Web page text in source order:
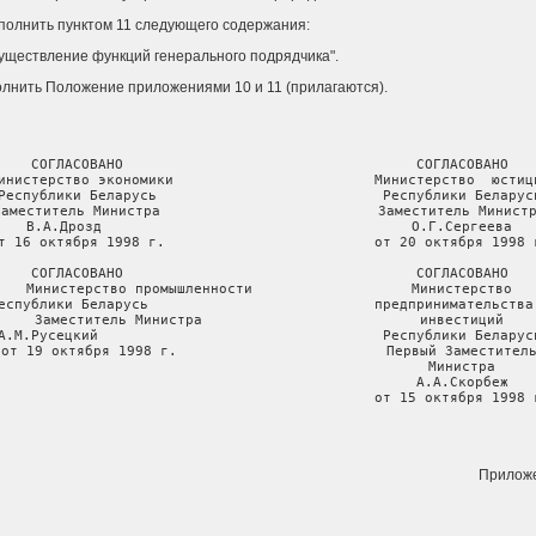
пунктом 11 следующего содержания:
функций генерального подрядчика".
Положение приложениями 10 и 11 (прилагаются).
СОГЛАСОВАНО                                   СОГЛАСОВАНО
экономики                        Министерство
Республики Беларусь                           Республики
Министра                          Заместитель
В.А.Дрозд                                     О.Г.Сергеева
16 октября 1998 г.                         от 20 октября 1998
СОГЛАСОВАНО                                   СОГЛАСОВАНО
Министерство промышленности                   Министерство
Беларусь                           предпринимательства
Заместитель Министра                          инвестиций
Республики
от 19 октября 1998 г.                         Первый Заместитель
                                              Министра
                                              А.А.Скорбеж
от 15 октября 1998